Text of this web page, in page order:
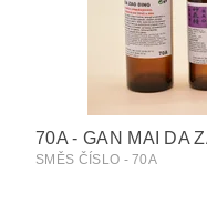
70A - GAN MAI DA
SMĚS ČÍSLO - 70A